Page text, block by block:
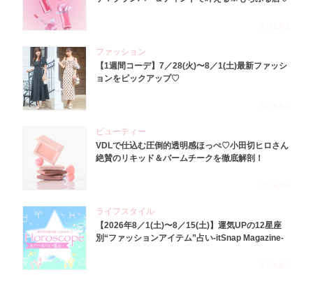
ファッション
【1週間コーデ】7／28(火)〜8／1(土)最新ファッシ
ョンをピックアップ♡
ビューティー
VDLで仕込む圧倒的透明感ほっぺ♡小田切ヒロさん
絶賛のリキッド＆バームチークを徹底解剖！
ライフスタイル
【2026年8／1(土)〜8／15(土)】運気UPの12星座
別“ファッションアイテム”占い-itSnap Magazine-